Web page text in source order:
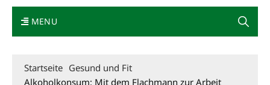
MENU
Startseite Gesund und Fit
Alkoholkonsum: Mit dem Flachmann zur Arbeit